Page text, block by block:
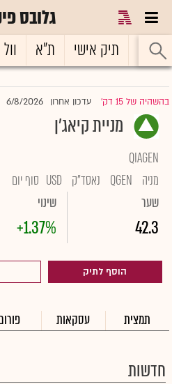
גלובס
ראשי תיק אישי ת"א
בהשהיה של 15 דק' |עדכון אחרון 6/8/2026
מניית קיאג'ן
QIAGEN
מניה
QGEN נאסד"ק USD סוף יום
שער
42.3
שינוי
+1.37%
הוסף לתיק
תמצית עסקאות
חדשות